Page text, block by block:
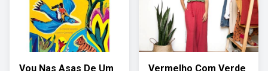
Vou Nas Asas De Um Vermelho Com Verde